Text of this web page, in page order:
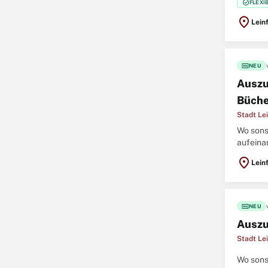
check_circle
location_on
fiber_newNEU
Stadt
Wo
location_on
fiber_newNEU
Stadt
Wo